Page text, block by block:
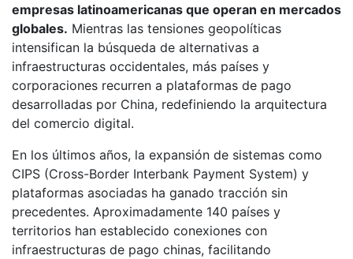
empresas latinoamericanas que operan en mercados
globales. Mientras las tensiones geopolíticas
intensifican la búsqueda de alternativas a
infraestructuras occidentales, más países y
corporaciones recurren a plataformas de pago
desarrolladas por China, redefiniendo la arquitectura
del comercio digital.
En los últimos años, la expansión de sistemas como
CIPS (Cross-Border Interbank Payment System) y
plataformas asociadas ha ganado tracción sin
precedentes. Aproximadamente 140 países y
territorios han establecido conexiones con
infraestructuras de pago chinas, facilitando